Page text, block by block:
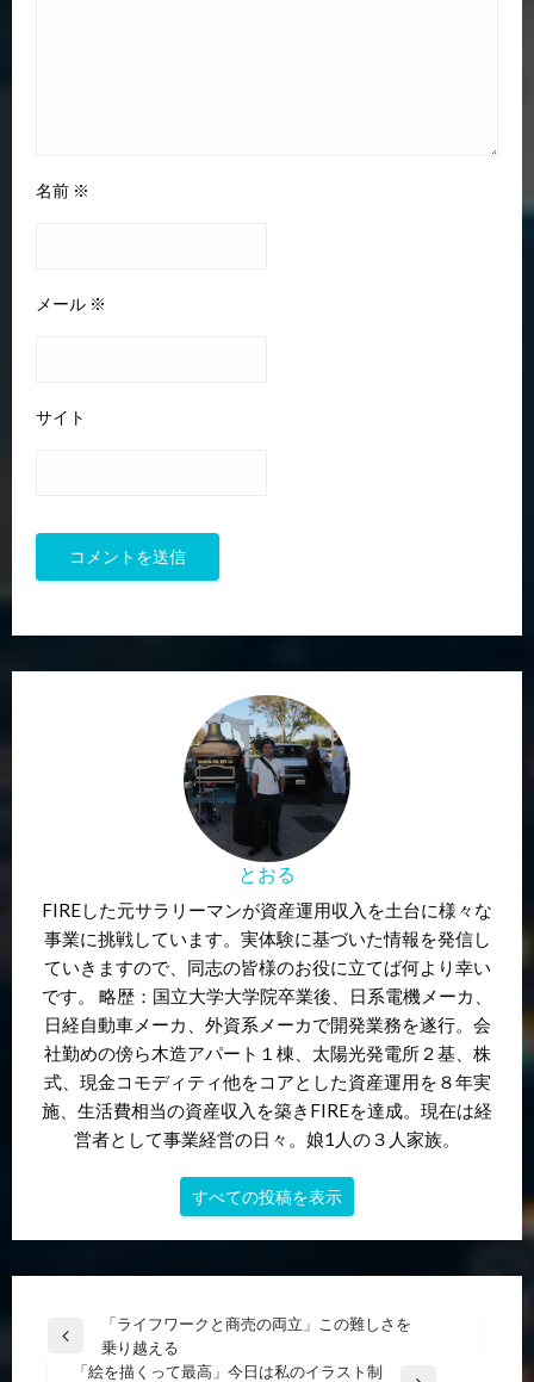
名前 ※
メール ※
サイト
とおる
FIREした元サラリーマンが資産運用収入を土台に様々な
事業に挑戦しています。実体験に基づいた情報を発信し
ていきますので、同志の皆様のお役に立てば何より幸い
です。 略歴：国立大学大学院卒業後、日系電機メーカ、
日経自動車メーカ、外資系メーカで開発業務を遂行。会
社勤めの傍ら木造アパート１棟、太陽光発電所２基、株
式、現金コモディティ他をコアとした資産運用を８年実
施、生活費相当の資産収入を築きFIREを達成。現在は経
営者として事業経営の日々。娘1人の３人家族。
すべての投稿を表示
投
「ライフワークと商売の両立」この難しさを
乗り越える
「絵を描くって最高」今日は私のイラスト制